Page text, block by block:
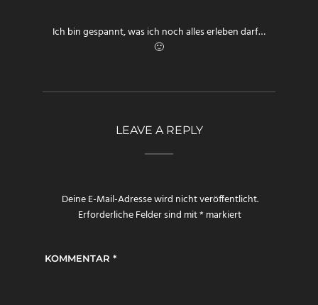
Ich bin gespannt, was ich noch alles erleben darf…
🙂
LEAVE A REPLY
Deine E-Mail-Adresse wird nicht veröffentlicht.
Erforderliche Felder sind mit*markiert
KOMMENTAR *